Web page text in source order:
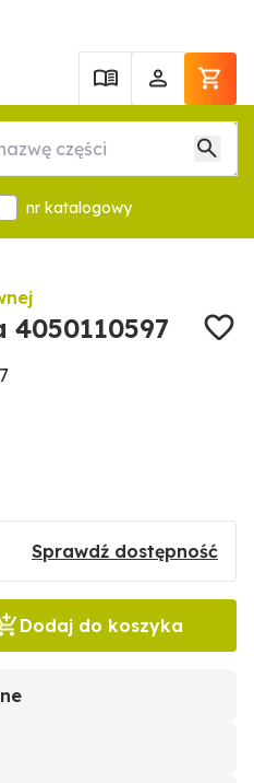
nr katalogowy
Sprawdź dostępność
Dodaj do koszyka